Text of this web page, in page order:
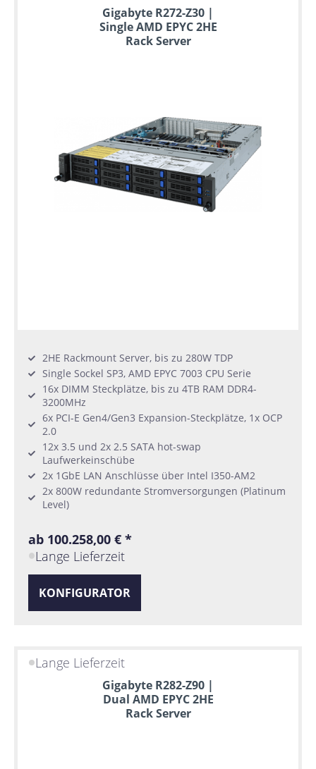
Gigabyte R272-Z30 |
Single AMD EPYC 2HE
Rack Server
2HE Rackmount Server, bis zu 280W TDP
Single Sockel SP3, AMD EPYC 7003 CPU Serie
16x DIMM Steckplätze, bis zu 4TB RAM DDR4-
3200MHz
6x PCI-E Gen4/Gen3 Expansion-Steckplätze, 1x OCP
2.0
12x 3.5 und 2x 2.5 SATA hot-swap
Laufwerkeinschübe
2x 1GbE LAN Anschlüsse über Intel I350-AM2
2x 800W redundante Stromversorgungen (Platinum
Level)
ab 100.258,00 € *
Lange Lieferzeit
KONFIGURATOR
Lange Lieferzeit
Gigabyte R282-Z90 |
Dual AMD EPYC 2HE
Rack Server